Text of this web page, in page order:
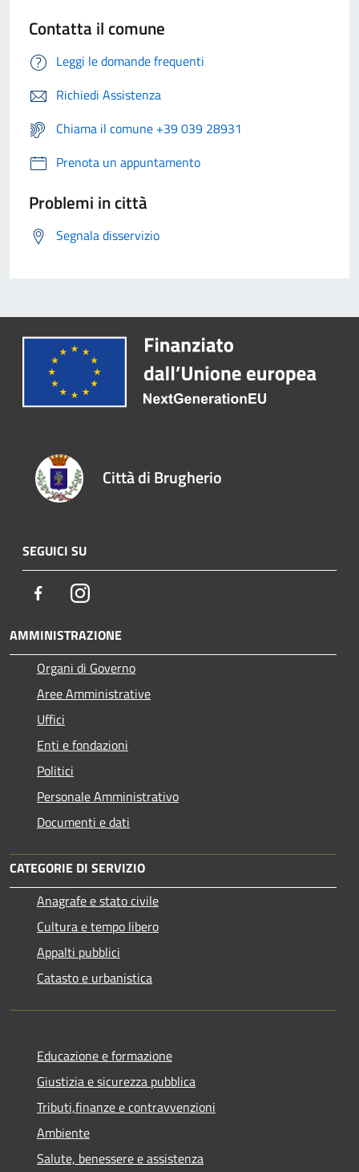
Contatta il comune
Leggi le domande frequenti
Richiedi Assistenza
Chiama il comune +39 039 28931
Prenota un appuntamento
Problemi in città
Segnala disservizio
Città di Brugherio
SEGUICI SU
FacebookInstagram
AMMINISTRAZIONE
Organi di Governo
Aree Amministrative
Uffici
Enti e fondazioni
Politici
Personale Amministrativo
Documenti e dati
CATEGORIE DI SERVIZIO
Anagrafe e stato civile
Cultura e tempo libero
Appalti pubblici
Catasto e urbanistica
Educazione e formazione
Giustizia e sicurezza pubblica
Tributi,finanze e contravvenzioni
Ambiente
Salute, benessere e assistenza